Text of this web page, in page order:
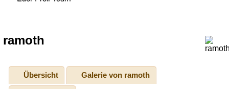
ramoth
Übersicht Galerie von ramoth